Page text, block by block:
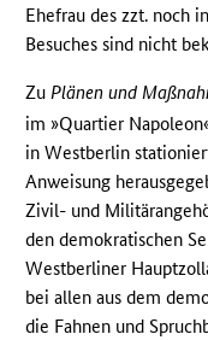
Ehefrau des zzt. noch
Besuches sind nicht
ZuPlänen und
im »Quartier
in Westberlin
Anweisung
Zivil- und
den demokratischen
Westberliner
bei allen aus dem
die Fahnen und